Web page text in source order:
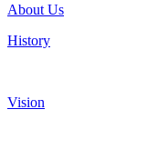
About Us
History
Vision